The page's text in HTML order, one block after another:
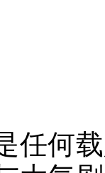
任何